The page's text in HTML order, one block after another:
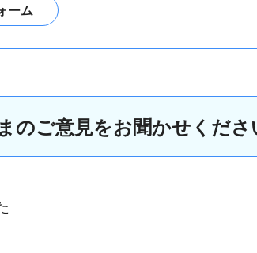
のご意見をお聞かせくださ